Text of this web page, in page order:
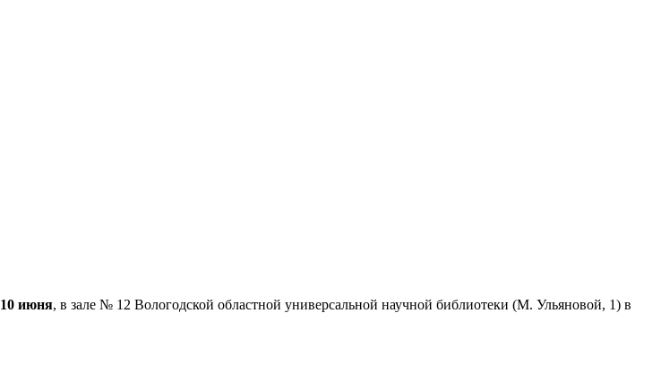
10 июня, в зале № 12 Вологодской областной универсальной научной библиотеки (М. Ульяновой, 1) в